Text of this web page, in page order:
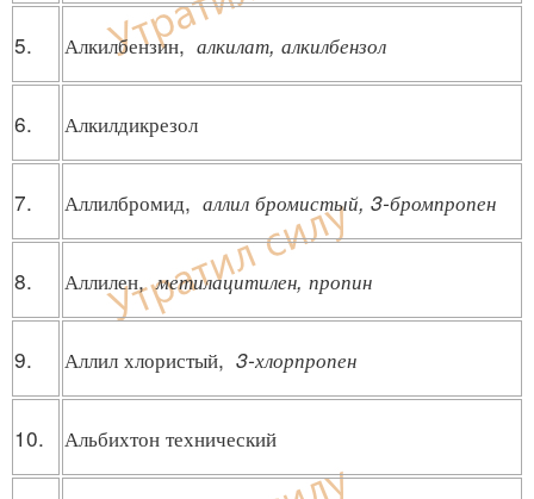
5. Алкилбензин, алкилат, алкилбензол
6. Алкилдикрезол
7. Аллилбромид, аллил бромистый, 3-бромпропен
8. Аллилен,метилацитилен, пропин
9. Аллил хлористый, 3-хлорпропен
10. Альбихтон технический